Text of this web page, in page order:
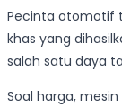
Pecinta otomotif
khas yang
salah satu daya
Soal harga,